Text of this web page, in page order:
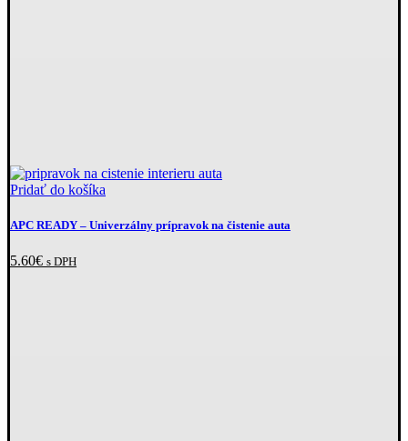
Pridať do košíka
APC READY –⁠ Univerzálny prípravok na čistenie auta
5.60€ s DPH